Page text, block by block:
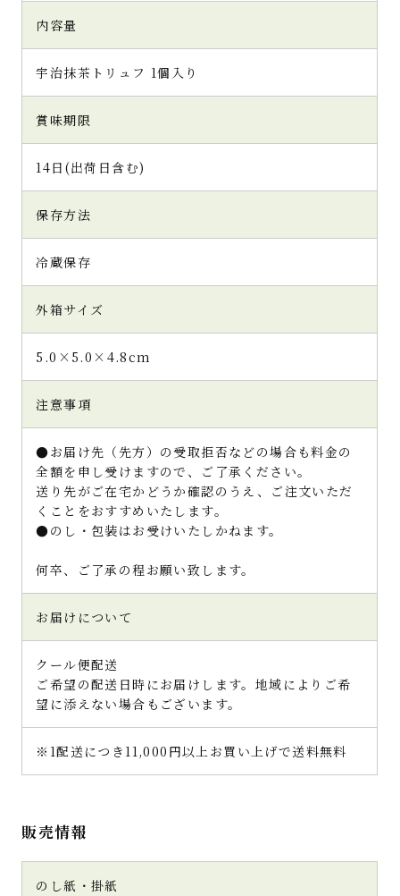
み物とあわせて頂いたらほっと和みますね。
お茶を知り尽くした茶匠さんのこだわりが詰
まったプレミアムな抹茶トリュフ、ご馳走様で
上品な宇治抹茶トリュフです♪
30代・女性）
(4.7)
「老舗茶舗の宇治抹茶スイーツ」ということで
でした。
届いた段ボールを開けると上品な無地の黒い
小箱がありそれに細い赤い紐がとめられてい
箱を開けた瞬間、一粒一粒の鮮やかな緑色の
トリュフが目に飛び込み抹茶のいい香りがふ
わっと広がり一気に抹茶の世界観に引き込ま
れます。
口に含むと抹茶の味をしっかりと感じ口当た
っぱいに抹茶の味が広がりまるでお抹茶を飲
んでいるような気持ちにもなります。
抹茶が大好きな方には是非一口で食べること
抹茶の味を少しずつじっくりと味わいたい方
は半分カットもおすすめです♪
意外な組み合わせかと思いますがスッキリし
た辛口淡麗の日本酒とのペアリングも美味しか
ったです。日本酒の透明感が鮮やかな緑色の抹
茶トリュフをより一層引き立てます。
自分へのご褒美としても購入したいお品です
も良いと思います。 是非お買い求めいただき
内容量
宇治抹茶トリュフ 1個入り
賞味期限
14日(出荷日含む)
保存方法
冷蔵保存
外箱サイズ
5.0×5.0×4.8cm
注意事項
●お届け先（先方）の受取拒否などの場合も料金の
全額を申し受けますので、ご了承ください。
送り先がご在宅かどうか確認のうえ、ご注文いただ
くことをおすすめいたします。
●のし・包装はお受けいたしかねます。
何卒、ご了承の程お願い致します。
お届けについて
クール便配送
ご希望の配送日時にお届けします。地域によりご希
望に添えない場合もございます。
※1配送につき11,000円以上お買い上げで送料無料
販売情報
のし紙・掛紙